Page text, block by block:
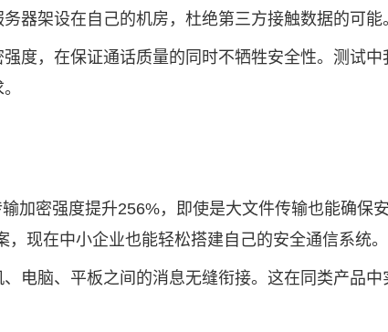
器架设在自己的机房，杜绝第三方接触数据的可能
，在保证通话质量的同时不牺牲安全性。测试中
加密强度提升256%，即使是大文件传输也能确保
现在中小企业也能轻松搭建自己的安全通信系统。
脑、平板之间的消息无缝衔接。这在同类产品中